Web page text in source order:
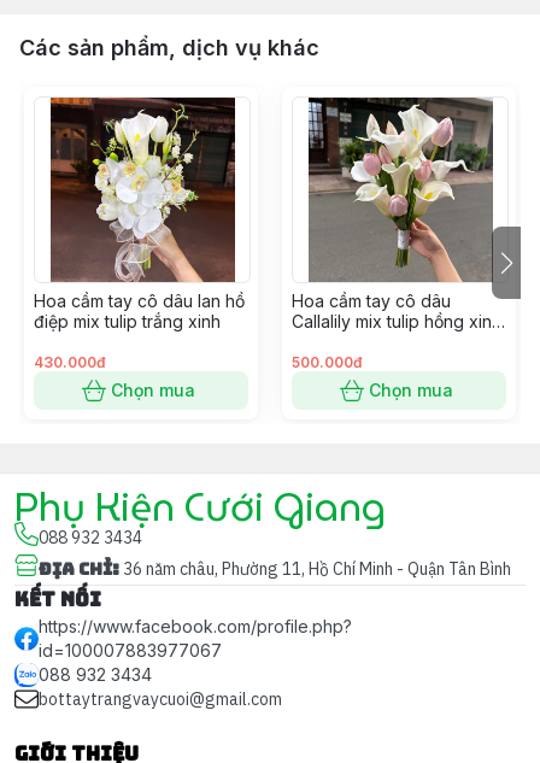
Đặc Điểm Nổi Bật Của Bó Hoa Vòng Tròn🌟
Hoa lan trắng – Tinh khôi và quý phái
Những cánh hoa lan trắng mềm mại, thanh tao gợi lên
sự duyên dáng, tinh khiết và nét đẹp cao quý của cô
dâu.
Calla Lily trắng – Biểu tượng của sự sang trọng và
duyên dáng
Calla Lily với dáng cánh thuôn dài, uyển chuyển, tượng
trưng cho tình yêu thanh cao, sự tinh tế và lòng chung
thủy.
🎀Thiết Kế Vòng Tròn Độc Đáo – Thể Hiện Sự Tròn
Đầy
Bó hoa được tạo dáng vòng tròn ấn tượng, biểu trưng
Các sản phẩm, dịch vụ khác
Hoa cầm tay cô dâu lan hồ
điệp mix tulip trắng xinh
430.000đ
Chọn mua
Hoa cầm tay cô dâu
Callalily mix tulip hồng xinh
500.000đ
Chọn mua
Phụ Kiện Cưới Giang
088 932 3434
Địa chỉ: 36 năm châu, Phường 11, Hồ Chí Minh - Quận Tân Bình
Kết nối
https://www.facebook.com/profile.php?
id=100007883977067
088 932 3434
bottaytrangvaycuoi@gmail.com
Giới thiệu